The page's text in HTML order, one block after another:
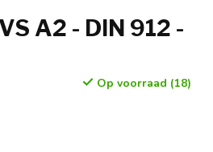
A2 - DIN 912 -
Op voorraad (18)